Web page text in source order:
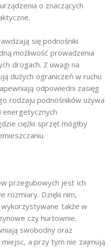
o znaczących
się podnośniki
możliwość prowadzenia
drogach. Z uwagi na
dużych ograniczeń w ruchu
odpowiedni zasięg
rodzaju podnośników używa
energetycznych
ciężki sprzęt mógłby
przegubowych jest ich
rozmiary. Dzięki nim,
także w
czy hurtownie.
swobodny oraz
a przy tym nie zajmują